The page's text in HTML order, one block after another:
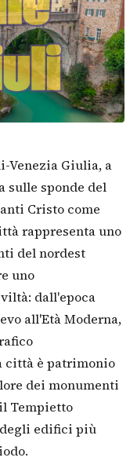
Venezia Giulia, a
sulle sponde del
Cristo come
rappresenta uno
del nordest
uno
dall'epoca
all'Età Moderna,
città è patrimonio
dei monumenti
Tempietto
edifici più